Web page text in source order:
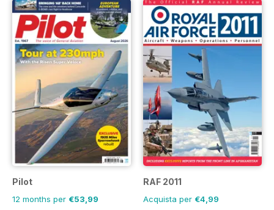
Pilot
12 months per €53,99
RAF 2011
Acquista per €4,99